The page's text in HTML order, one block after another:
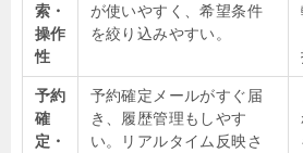
索・
操作
性
が使いやすく、希望条件
を絞り込みやすい。
予約
確
定・
予約確定メールがすぐ届
き、履歴管理もしやす
い。リアルタイム反映さ